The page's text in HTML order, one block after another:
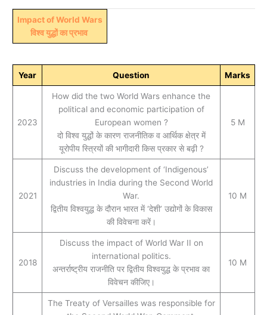
Impact of World Wars
विश्व युद्धों का प्रभाव
Year Question Marks
2023
How did the two World Wars enhance the
political and economic participation of
European women ?
दो विश्व युद्धों के कारण राजनीतिक व आर्थिक क्षेत्र में
यूरोपीय स्त्रियों की भागीदारी किस प्रकार से बढ़ी ?
5 M
2021
Discuss the development of ‘Indigenous’
industries in India during the Second World
War.
द्वितीय विश्वयुद्ध के दौरान भारत में ‘देशी’ उद्योगों के विकास
की विवेचना करें।
10 M
2018
Discuss the impact of World War II on
international politics.
अन्तर्राष्ट्रीय राजनीति पर द्वितीय विश्वयुद्ध के प्रभाव का
विवेचन कीजिए।
10 M
The Treaty of Versailles was responsible for